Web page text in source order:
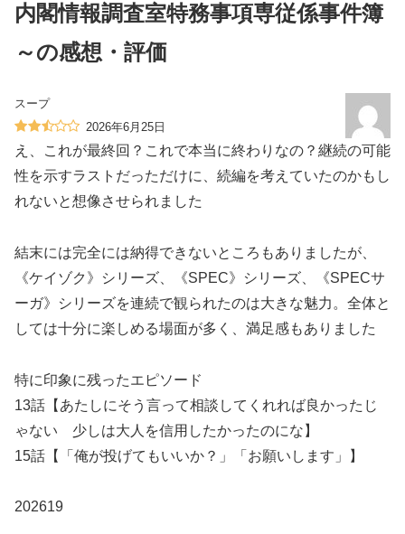
内閣情報調査室特務事項専従係事件簿
～の感想・評価
スープ
2026年6月25日
え、これが最終回？これで本当に終わりなの？継続の可能
性を示すラストだっただけに、続編を考えていたのかもし
れないと想像させられました
結末には完全には納得できないところもありましたが、
《ケイゾク》シリーズ、《SPEC》シリーズ、《SPECサ
ーガ》シリーズを連続で観られたのは大きな魅力。全体と
しては十分に楽しめる場面が多く、満足感もありました
特に印象に残ったエピソード
13話【あたしにそう言って相談してくれれば良かったじ
ゃない 少しは大人を信用したかったのにな】
15話【「俺が投げてもいいか？」「お願いします」】
️202619